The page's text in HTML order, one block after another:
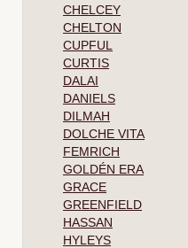
CHELCEY
CHELTON
CUPFUL
CURTIS
DALAI
DANIELS
DILMAH
DOLCHE VITA
FEMRICH
GOLDÉN ERA
GRACE
GREENFIELD
HASSAN
HYLEYS